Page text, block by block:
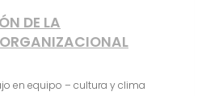
DE LA
en equipo – cultura y clima